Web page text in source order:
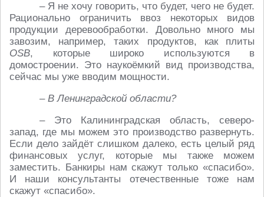
– Я не хочу говорить, что будет, чего не будет.
Рационально ограничить ввоз некоторых видов
продукции деревообработки. Довольно много мы
завозим, например, таких продуктов, как плиты
OSB, которые широко используются в
домостроении. Это наукоёмкий вид производства,
сейчас мы уже вводим мощности.
– В Ленинградской области?
– Это Калининградская область, северо-
запад, где мы можем это производство развернуть.
Если дело зайдёт слишком далеко, есть целый ряд
финансовых услуг, которые мы также можем
заместить. Банкиры нам скажут только «спасибо».
И наши консультанты отечественные тоже нам
скажут «спасибо».